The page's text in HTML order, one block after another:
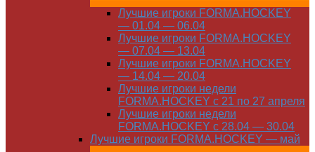
Лучшие игроки FORMA.HOCKEY
— 01.04 — 06.04
Лучшие игроки FORMA.HOCKEY
— 07.04 — 13.04
Лучшие игроки FORMA.HOCKEY
— 14.04 — 20.04
Лучшие игроки недели
FORMA.HOCKEY с 21 по 27 апреля
Лучшие игроки недели
FORMA.HOCKEY с 28.04 — 30.04
Лучшие игроки FORMA.HOCKEY — май